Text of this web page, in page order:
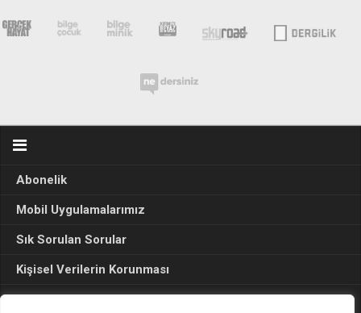
Abonelik
Mobil Uygulamalarımız
Sık Sorulan Sorular
Kişisel Verilerin Korunması
Seçim Sonuçları 2024